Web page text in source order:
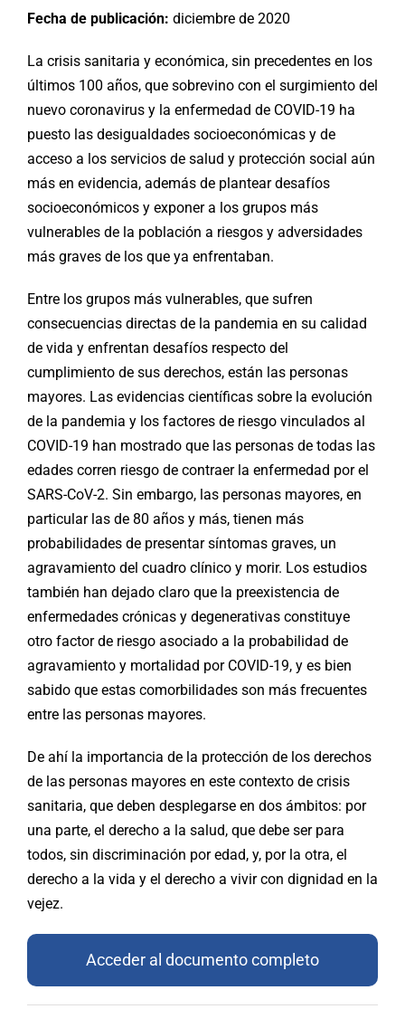
Fecha de publicación: diciembre de 2020
La crisis sanitaria y económica, sin precedentes en los
últimos 100 años, que sobrevino con el surgimiento del
nuevo coronavirus y la enfermedad de COVID-19 ha
puesto las desigualdades socioeconómicas y de
acceso a los servicios de salud y protección social aún
más en evidencia, además de plantear desafíos
socioeconómicos y exponer a los grupos más
vulnerables de la población a riesgos y adversidades
más graves de los que ya enfrentaban.
Entre los grupos más vulnerables, que sufren
consecuencias directas de la pandemia en su calidad
de vida y enfrentan desafíos respecto del
cumplimiento de sus derechos, están las personas
mayores. Las evidencias científicas sobre la evolución
de la pandemia y los factores de riesgo vinculados al
COVID-19 han mostrado que las personas de todas las
edades corren riesgo de contraer la enfermedad por el
SARS-CoV-2. Sin embargo, las personas mayores, en
particular las de 80 años y más, tienen más
probabilidades de presentar síntomas graves, un
agravamiento del cuadro clínico y morir. Los estudios
también han dejado claro que la preexistencia de
enfermedades crónicas y degenerativas constituye
otro factor de riesgo asociado a la probabilidad de
agravamiento y mortalidad por COVID-19, y es bien
sabido que estas comorbilidades son más frecuentes
entre las personas mayores.
De ahí la importancia de la protección de los derechos
de las personas mayores en este contexto de crisis
sanitaria, que deben desplegarse en dos ámbitos: por
una parte, el derecho a la salud, que debe ser para
todos, sin discriminación por edad, y, por la otra, el
derecho a la vida y el derecho a vivir con dignidad en la
vejez.
Acceder al documento completo